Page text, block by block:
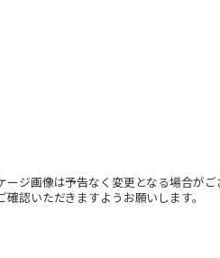
ジ画像は予告なく変更となる場合が
認いただきますようお願いします。